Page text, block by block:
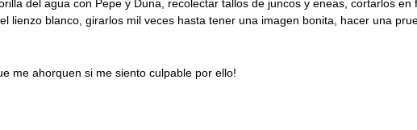
del agua con Pepe y Duna, recolectar tallos de juncos y eneas, cortarlos
lienzo blanco, girarlos mil veces hasta tener una imagen bonita, hacer una
me ahorquen si me siento culpable por ello!